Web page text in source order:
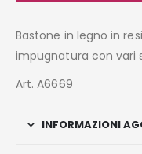
Bastone in legno in
impugnatura con vari
Art. A6669
INFORMAZIONI